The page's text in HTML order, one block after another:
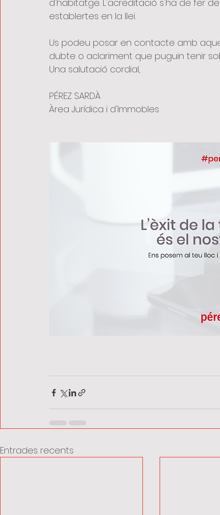
d'habitatge. L'acreditació s'ha de fer
establertes en la llei.
Us podeu posar en contacte amb
dubte o aclariment que puguin tenir
Una salutació cordial,
PÉREZ SARDÀ
Àrea Jurídica i d'Immobles
Entrades recents